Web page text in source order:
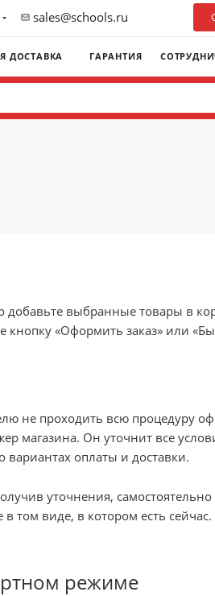
sales@schools.ru
ДОСТАВКА ГАРАНТИЯ
выбранные товары в
«Оформить заказ» или
не проходить всю процедуру
магазина. Он уточнит все
вариантах оплаты и доставки.
уточнения,
том виде, в котором есть
режиме